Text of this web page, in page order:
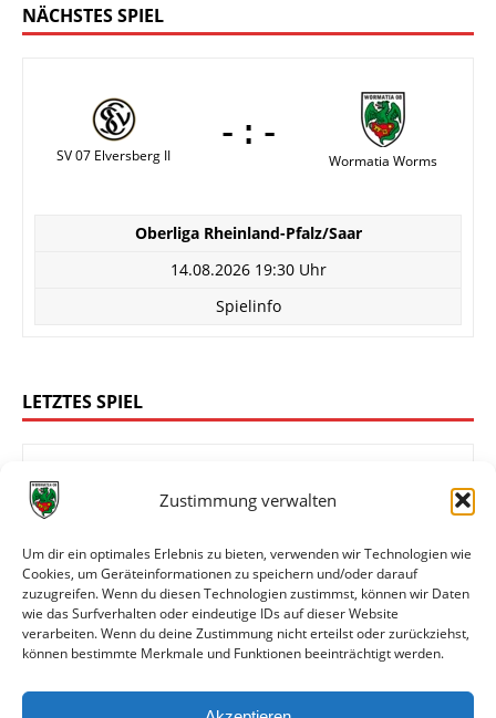
Zustimmung verwalten
Um dir ein optimales Erlebnis zu bieten, verwenden wir Technologien wie
Cookies, um Geräteinformationen zu speichern und/oder darauf
zuzugreifen. Wenn du diesen Technologien zustimmst, können wir Daten
wie das Surfverhalten oder eindeutige IDs auf dieser Website
verarbeiten. Wenn du deine Zustimmung nicht erteilst oder zurückziehst,
können bestimmte Merkmale und Funktionen beeinträchtigt werden.
NÄCHSTES SPIEL
SV 07 Elversberg II
-:-
Wormatia Worms
Oberliga Rheinland-Pfalz/Saar
14.08.2026 19:30 Uhr
Spielinfo
LETZTES SPIEL
Wormatia Worms
4:0
Oberliga Rheinland-Pfalz/Saar
08.08.2026 14:00 Uhr
Spielinfo